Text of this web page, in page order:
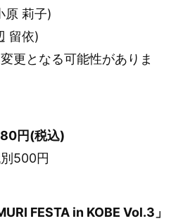
原 莉子)
留依)
更となる可能性がありま
円(税込)
500円
FESTA in KOBE Vol.3」